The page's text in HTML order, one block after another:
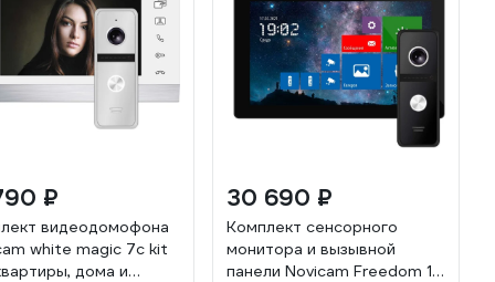
₽
видеодомофона
white magic 7c kit
дома и
30 690 ₽
Комплект сенсорного
монитора и вызывной
панели Novicam Freedom 10